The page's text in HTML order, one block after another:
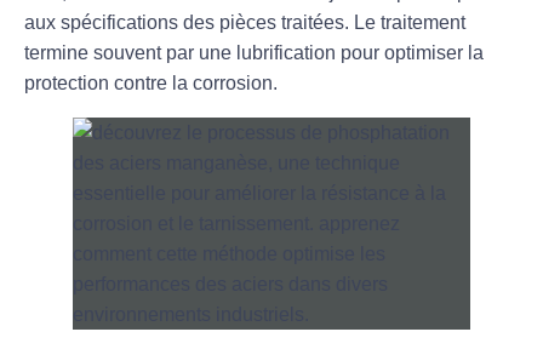
aux spécifications des pièces traitées. Le traitement
termine souvent par une lubrification pour optimiser la
protection contre la corrosion.